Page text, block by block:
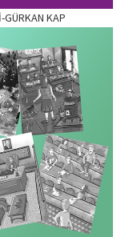
GÜRKAN KAP